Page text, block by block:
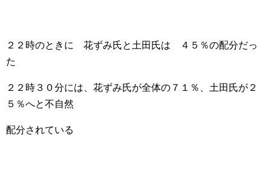
２２時のときに 花ずみ氏と土田氏は ４５％の配分だっ
た
２２時３０分には、花ずみ氏が全体の７１％、土田氏が２
５％へと不自然
配分されている